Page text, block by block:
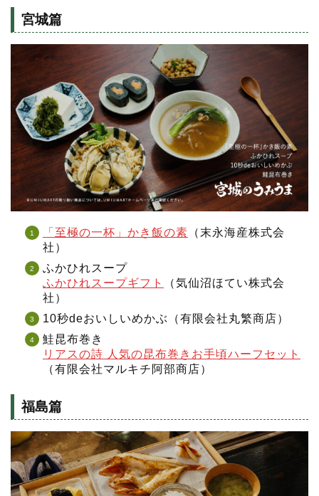
宮城篇
「至極の一杯」かき飯の素 （末永海産株式会
社）
ふかひれスープ
ふかひれスープギフト
（気仙沼ほてい株式会
社）
10秒deおいしいめかぶ（有限会社丸繁商店）
鮭昆布巻き
リアスの詩 人気の昆布巻きお手頃ハーフセット
（有限会社マルキチ阿部商店）
福島篇